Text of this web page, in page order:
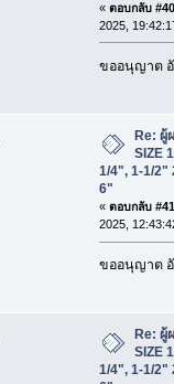
« ตอบกลับ
2025,
ขออนุญาต
Re: ผู้
SIZE
1/4", 1-1/2"
6"
« ตอบกลับ
2025,
ขออนุญาต
Re: ผู้
SIZE
1/4", 1-1/2"